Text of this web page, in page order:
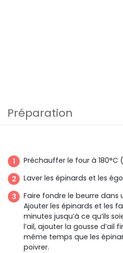
Préparation
Préchauffer le four à 180°C
Laver les épinards et les
Faire fondre le beurre dans
Ajouter les épinards et les
minutes jusqu’à ce qu’ils
l’ail, ajouter la gousse d’ail
même temps que les
poivrer.